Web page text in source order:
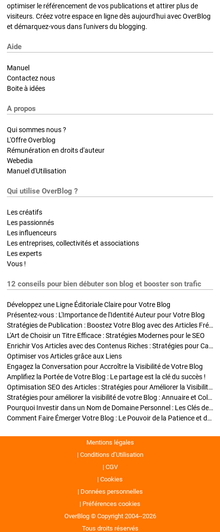
optimiser le référencement de vos publications et attirer plus de
visiteurs. Créez votre espace en ligne dès aujourd'hui avec OverBlog
et démarquez-vous dans l'univers du blogging.
Aide
Manuel
Contactez nous
Boite à idées
A propos
Qui sommes nous ?
L'Offre Overblog
Rémunération en droits d'auteur
Webedia
Manuel d'Utilisation
Qui utilise OverBlog ?
Les créatifs
Les passionnés
Les influenceurs
Les entreprises, collectivités et associations
Les experts
Vous !
12 conseils pour bien débuter son blog et booster son trafic
Développez une Ligne Éditoriale Claire pour Votre Blog
Présentez-vous : L'Importance de l'Identité Auteur pour Votre Blog
Stratégies de Publication : Boostez Votre Blog avec des Articles Fréquents et Exclusifs
L'Art de Choisir un Titre Efficace : Stratégies Modernes pour le SEO
Enrichir Vos Articles avec des Contenus Riches : Stratégies pour Captiver et Optimiser
Optimiser vos Articles grâce aux Liens
Engagez la Conversation pour Accroître la Visibilité de Votre Blog
Amplifiez la Portée de Votre Blog : Le partage est la clé du succès !
Optimisation SEO des Articles : Stratégies pour Améliorer la Visibilité de Votre Blog
Stratégies pour améliorer la visibilité de votre Blog : Annuaire et Collaborations
Pourquoi Investir dans un Nom de Domaine Personnel : Les Clés de la Réussite de Votre Blog
Comment Faire Émerger Votre Blog : Le Pouvoir de la Patience et de la Persévérance
Mentions légales
Conditions d’Utilisation
CGV
Cookies
Données personnelles
Préférences cookies
OverBlog © Copyright 2004--2026
Tous droits réservés